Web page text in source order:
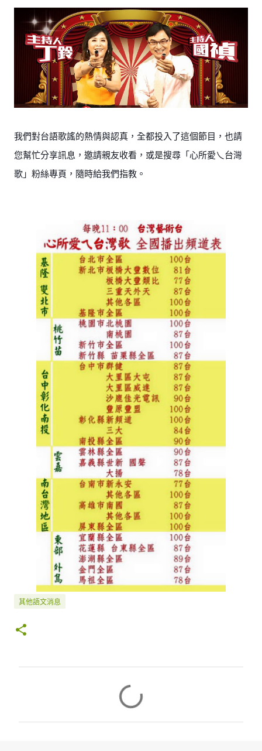
我們對台語歌謠的熱情與認真，全都投入了這個節目，也請
您幫忙分享訊息，邀請親友收看，或是搜尋「心所愛乀台灣
歌」粉絲專頁，隨時給我們指教。
其他語文消息